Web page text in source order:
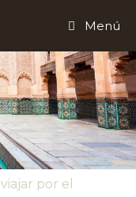
Menú
por el